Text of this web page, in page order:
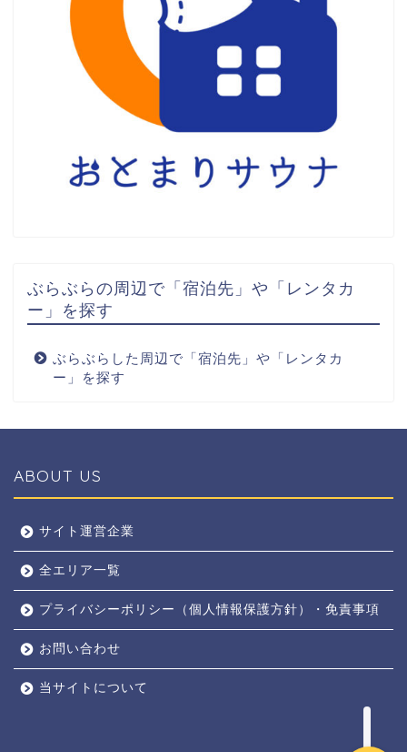
ぶらぶらの周辺で「宿泊先」や「レンタカ
ー」を探す
ぶらぶらした周辺で「宿泊先」や「レンタカ
ー」を探す
ABOUT US
サイト運営企業
全エリア一覧
プライバシーポリシー（個人情報保護方針）・免責事項
お問い合わせ
当サイトについて
奈良